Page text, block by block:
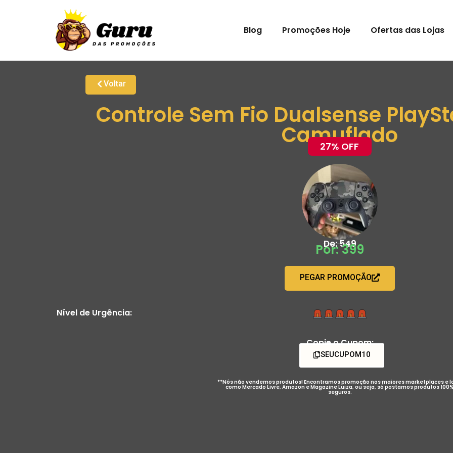
Blog Promoções Hoje Ofertas das Lojas
Voltar
Controle Sem Fio Dualsense
Camuflado
27% OFF
De: 549
Por: 399
PEGAR PROMOÇÃO
Nível de Urgência:
Copie o Cupom:
SEUCUPOM10
**Nós não vendemos produtos! Encontramos promoção nos maiores marketplaces e
como Mercado Livre, Amazon e Magazine Luiza, ou seja, só postamos produtos 100%
seguros.